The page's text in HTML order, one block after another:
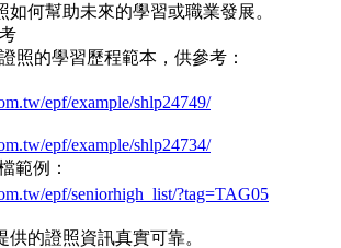
如何幫助未來的學習或職業發展。
照的學習歷程範本，供參考：
epf/example/shlp24749/
epf/example/shlp24734/
範例：
epf/seniorhigh_list/?tag=TAG05
供的證照資訊真實可靠。